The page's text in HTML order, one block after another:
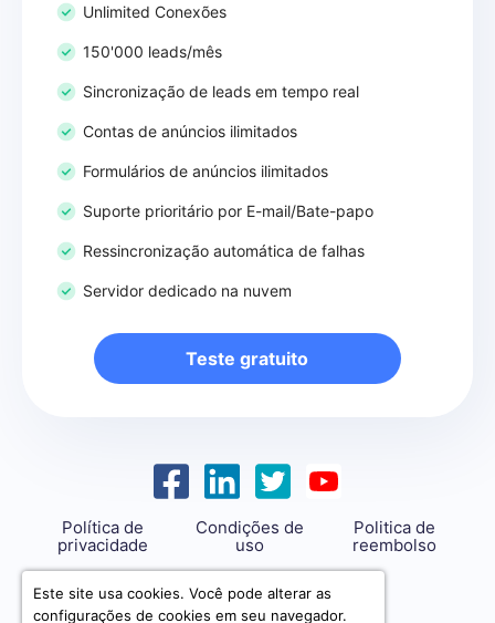
Unlimited Conexões
150'000 leads/mês
Sincronização de leads em tempo real
Contas de anúncios ilimitados
Formulários de anúncios ilimitados
Suporte prioritário por E-mail/Bate-papo
Ressincronização automática de falhas
Servidor dedicado na nuvem
Teste gratuito
Política de
privacidade
Condições de
uso
Politica de
reembolso
support@savemyleads.com
Este site usa cookies. Você pode alterar as
configurações de cookies em seu navegador.